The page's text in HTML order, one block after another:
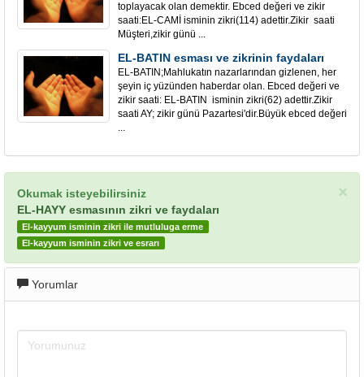
toplayacak olan demektir. Ebced değeri ve zikir
saati:EL-CAMİ isminin zikri(114) adettir.Zikir saati
Müşteri,zikir günü ...
EL-BATIN esması ve zikrinin faydaları
EL-BATIN;Mahlukatın nazarlarından gizlenen, her
şeyin iç yüzünden haberdar olan. Ebced değeri ve
zikir saati: EL-BATIN isminin zikri(62) adettir.Zikir
saati AY; zikir günü Pazartesi'dir.Büyük ebced değeri
...
×
Okumak isteyebilirsiniz
EL-HAYY esmasının zikri ve faydaları
El-kayyum isminin zikri ile mutluluga erme
El-kayyum isminin zikri ve esrarı
Yorumlar